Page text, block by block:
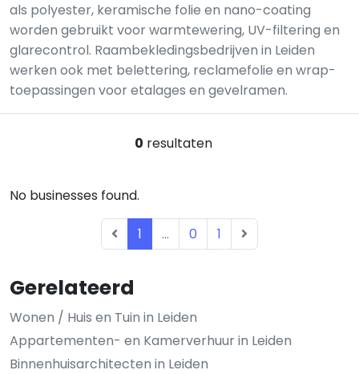
als polyester, keramische folie en nano-coating
worden gebruikt voor warmtewering, UV-filtering en
glarecontrol. Raambekledingsbedrijven in Leiden
werken ook met belettering, reclamefolie en wrap-
toepassingen voor etalages en gevelramen.
Gerelateerd
Wonen / Huis en Tuin in Leiden
Appartementen- en Kamerverhuur in Leiden
Binnenhuisarchitecten in Leiden
0 resultaten
No businesses found.
1 ... 0 1